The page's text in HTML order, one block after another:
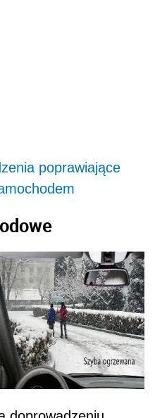
poprawiające